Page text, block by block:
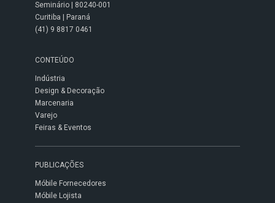
Seminário | 80240-001
Curitiba | Paraná
(41) 9 8817 0461
CONTEÚDO
Indústria
Design & Decoração
Marcenaria
Varejo
Feiras & Eventos
PUBLICAÇÕES
Móbile Fornecedores
Móbile Lojista